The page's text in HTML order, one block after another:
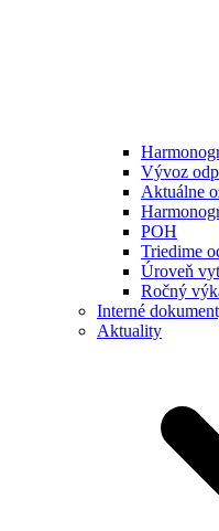
Vývoz
Aktuálne
POH
Triedime
Úroveň
Ročný
Interné
Aktuality